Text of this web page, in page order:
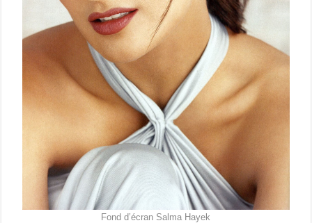
Fond d’écran Salma Hayek